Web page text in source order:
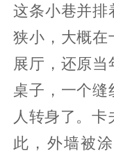
这条小巷并排
狭小，大概在
展厅，还原
桌子，一个缝
人转身了。
此，外墙被